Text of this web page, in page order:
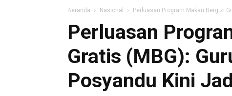
Beranda Nasional Perluasan Program Makan Bergizi
Perluasan
Gratis (MBG):
Posyandu Kini